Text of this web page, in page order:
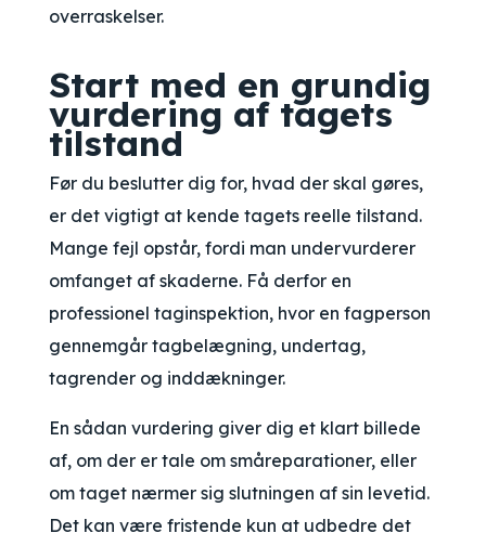
overraskelser.
Start med en grundig
vurdering af tagets
tilstand
Før du beslutter dig for, hvad der skal gøres,
er det vigtigt at kende tagets reelle tilstand.
Mange fejl opstår, fordi man undervurderer
omfanget af skaderne. Få derfor en
professionel taginspektion, hvor en fagperson
gennemgår tagbelægning, undertag,
tagrender og inddækninger.
En sådan vurdering giver dig et klart billede
af, om der er tale om småreparationer, eller
om taget nærmer sig slutningen af sin levetid.
Det kan være fristende kun at udbedre det